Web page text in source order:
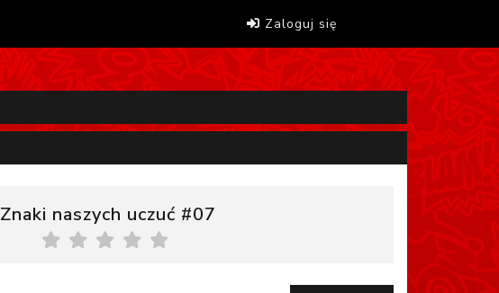
Zaloguj się
Znaki naszych uczuć #07